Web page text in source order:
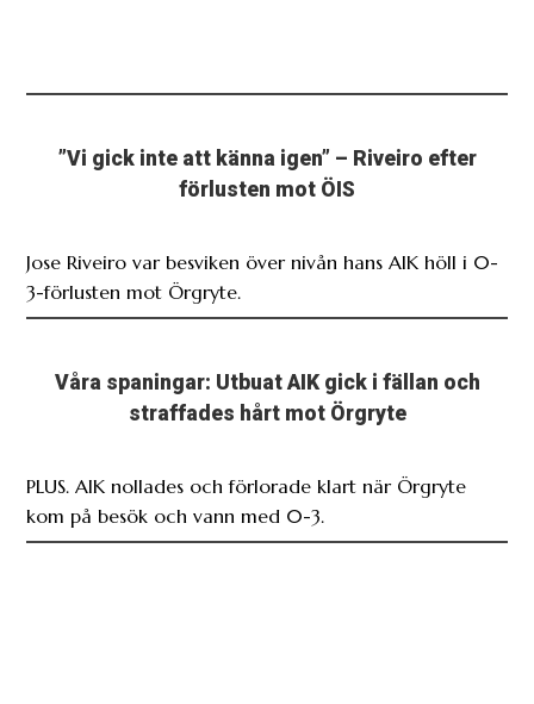
”Vi gick inte att känna igen” – Riveiro efter
förlusten mot ÖIS
Jose Riveiro var besviken över nivån hans AIK höll i 0-
3-förlusten mot Örgryte.
Våra spaningar: Utbuat AIK gick i fällan och
straffades hårt mot Örgryte
PLUS. AIK nollades och förlorade klart när Örgryte
kom på besök och vann med 0-3.